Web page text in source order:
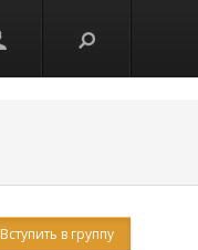
Вступить в группу